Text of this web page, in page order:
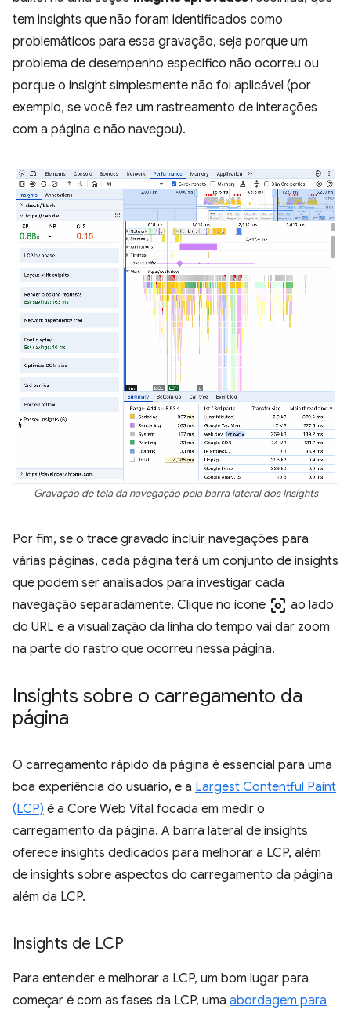
tem insights que não foram identificados como
problemáticos para essa gravação, seja porque um
problema de desempenho específico não ocorreu ou
porque o insight simplesmente não foi aplicável (por
exemplo, se você fez um rastreamento de interações
com a página e não navegou).
Gravação de tela da navegação pela barra lateral dos Insights
Por fim, se o trace gravado incluir navegações para
várias páginas, cada página terá um conjunto de insights
que podem ser analisados para investigar cada
navegação separadamente. Clique no ícone center_focus_weak ao lado
do URL e a visualização da linha do tempo vai dar zoom
na parte do rastro que ocorreu nessa página.
Insights sobre o carregamento da
página
O carregamento rápido da página é essencial para uma
boa experiência do usuário, e a Largest Contentful Paint
(LCP) é a Core Web Vital focada em medir o
carregamento da página. A barra lateral de insights
oferece insights dedicados para melhorar a LCP, além
de insights sobre aspectos do carregamento da página
além da LCP.
Insights de LCP
Para entender e melhorar a LCP, um bom lugar para
começar é com as fases da LCP, uma abordagem para